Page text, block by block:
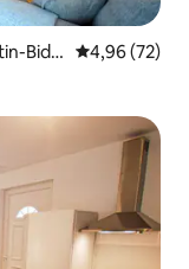
Bide
Priemerné
4,96 (72)